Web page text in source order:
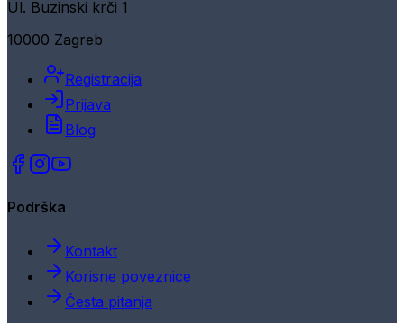
Ul. Buzinski krči 1
10000 Zagreb
Registracija
Prijava
Blog
Podrška
Kontakt
Korisne poveznice
Česta pitanja